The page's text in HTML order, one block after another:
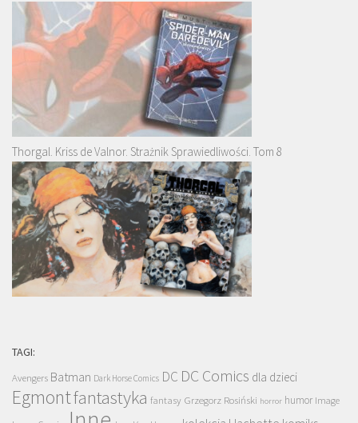
Thorgal. Kriss de Valnor. Strażnik Sprawiedliwości. Tom 8
TAGI:
Avengers Batman Dark Horse Comics DC DC Comics dla dzieci
Egmontfantastyka fantasy Grzegorz Rosiński horror humor Image